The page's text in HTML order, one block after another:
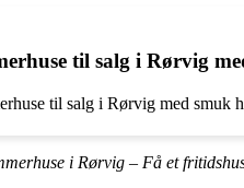
til salg i Rørvig
til salg i Rørvig med smuk
i Rørvig – Få et